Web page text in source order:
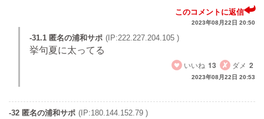
このコメントに返信
2023年08月22日 20:50
-31.1 匿名の浦和サポ (IP:222.227.204.105 )
挙句夏に太ってる
いいね 13 ダメ 2
2023年08月22日 20:53
-32 匿名の浦和サポ (IP:180.144.152.79 )